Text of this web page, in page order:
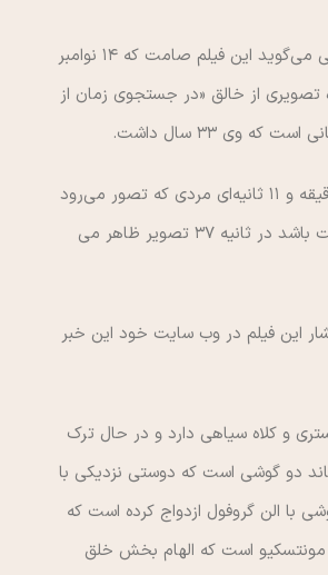
یک محقق کانادایی می‌گوید این فیلم صامت که ۱۴ نوامبر
شده تصویری از خالق «در جستجوی زمان از
که وی ۳۳ سال داشت.
در این فیلم یک دقیقه و ۱۱ ثانیه‌ای مردی که تصور می‌رود
باید مارسل پروست باشد در ثانیه ۳۷ تصویر ظاهر می
این فیلم در وب سایت خود این خبر
و کلاه سیاهی دارد و در حال ترک
دو گوشی است که دوستی نزدیکی با
با الن گروفول ازدواج کرده است که
مونتسکیو است که الهام بخش خلق